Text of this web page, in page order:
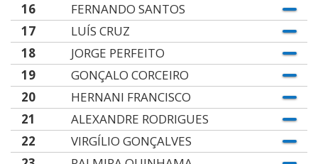
16
FERNANDO SANTOS
17
LUÍS CRUZ
18
JORGE PERFEITO
19
GONÇALO CORCEIRO
20
HERNANI FRANCISCO
21
ALEXANDRE RODRIGUES
22
VIRGÍLIO GONÇALVES